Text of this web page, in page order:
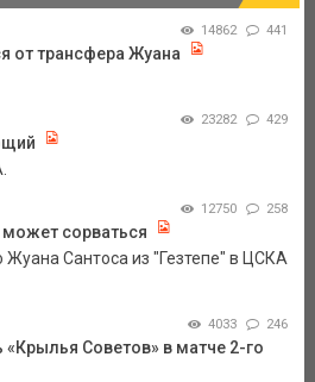
14862 441
от трансфера Жуана
23282 429
12750 258
сорваться
Сантоса из "Гезтепе" в ЦСКА
4033 246
Советов» в матче 2-го